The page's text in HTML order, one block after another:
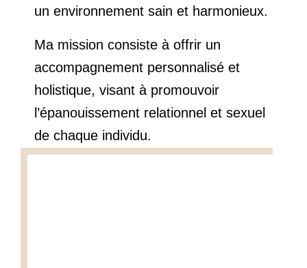
un environnement sain et harmonieux.
Ma mission consiste à offrir un
accompagnement personnalisé et
holistique, visant à promouvoir
l’épanouissement relationnel et sexuel
de chaque individu.